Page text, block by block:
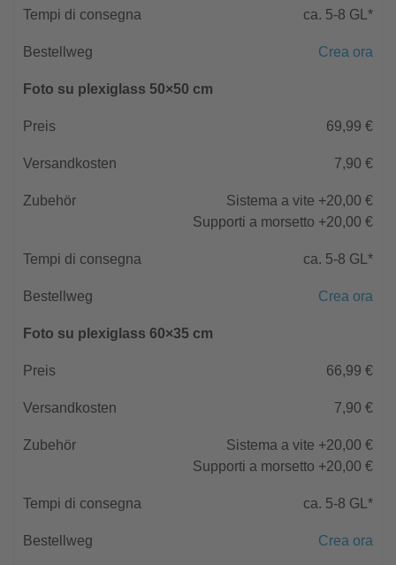
ca. 5-8 GL*
Crea ora
Foto su plexiglass 50×50 cm
69,99 €
7,90 €
Sistema a vite +20,00 €
Supporti a morsetto +20,00 €
ca. 5-8 GL*
Crea ora
Foto su plexiglass 60×35 cm
66,99 €
7,90 €
Sistema a vite +20,00 €
Supporti a morsetto +20,00 €
ca. 5-8 GL*
Crea ora